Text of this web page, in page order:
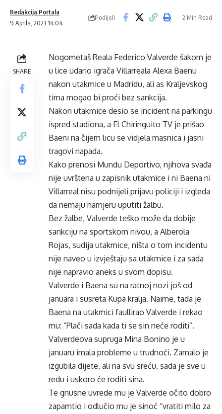
9 Aprila, 2023 14:04
Redakcija Portala
Podijeli 2 Min Read
SHARE
Nogometaš Reala Federico Valverde šakom je
u lice udario igrača Villarreala Alexa Baenu
nakon utakmice u Madridu, ali as Kraljevskog
tima mogao bi proći bez sankcija.
Nakon utakmice desio se incident na parkingu
ispred stadiona, a El Chiringuito TV je prišao
Baeni na čijem licu se vidjela masnica i jasni
tragovi napada.
Kako prenosi Mundu Deportivo, njihova svađa
nije uvrštena u zapisnik utakmice i ni Baena ni
Villarreal nisu podnijeli prijavu policiji i izgleda
da nemaju namjeru uputiti žalbu.
Bez žalbe, Valverde teško može da dobije
sankciju na sportskom nivou, a Alberola
Rojas, sudija utakmice, ništa o tom incidentu
nije naveo u izvještaju sa utakmice i za sada
nije napravio aneks u svom dopisu.
Valverde i Baena su na ratnoj nozi još od
januara i susreta Kupa kralja. Naime, tada je
Baena na utakmici faullirao Valverde i rekao
mu: “Plači sada kada ti se sin neće roditi”.
Valverdeova supruga Mina Bonino je u
januaru imala probleme u trudnoći. Zamalo je
izgubila dijete, ali na svu sreću, sada je sve u
redu i uskoro će roditi sina.
Te gnusne uvrede mu je Valverde očito dobro
zapamtio i odlučio mu je sinoć “vratiti milo za